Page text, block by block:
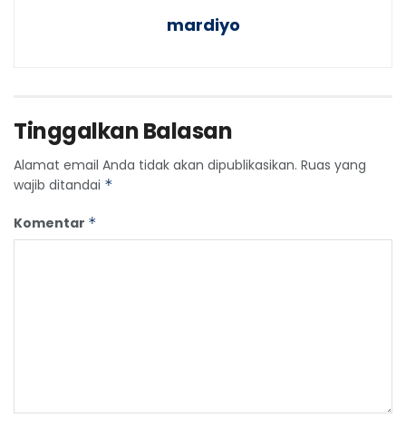
mardiyo
Tinggalkan Balasan
Alamat email Anda tidak akan dipublikasikan. Ruas yang
wajib ditandai *
Komentar *